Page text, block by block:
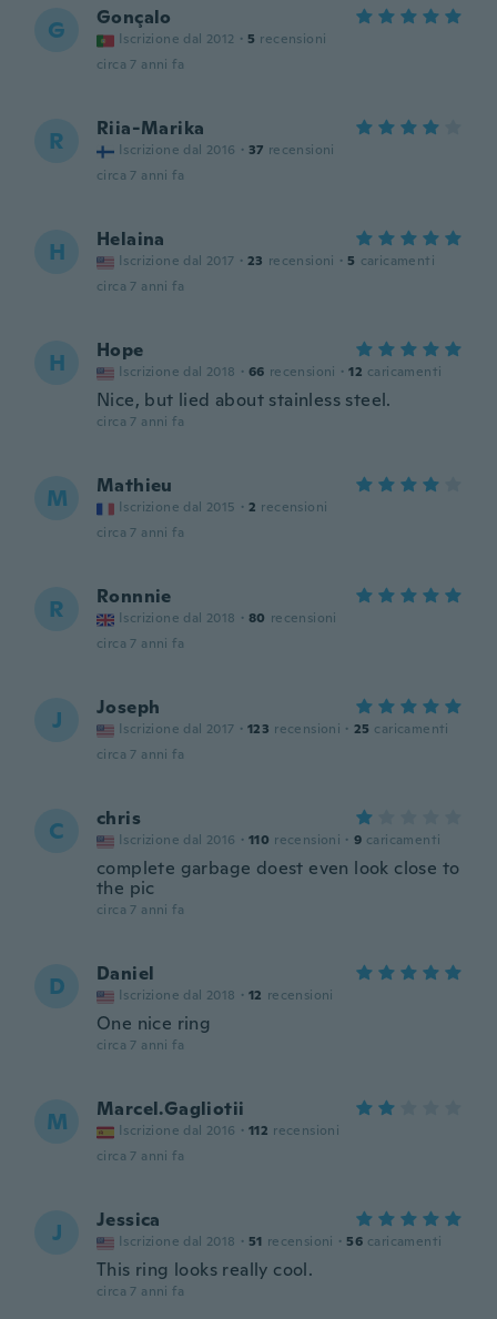
G Gonçalo
Iscrizione dal 2012 · 5 recensioni
circa 7 anni fa
R Riia-Marika
Iscrizione dal 2016 · 37 recensioni
circa 7 anni fa
H Helaina
Iscrizione dal 2017 · 23 recensioni · 5 caricamenti
circa 7 anni fa
H Hope
Iscrizione dal 2018 · 66 recensioni · 12 caricamenti
Nice, but lied about stainless steel.
circa 7 anni fa
M Mathieu
Iscrizione dal 2015 · 2 recensioni
circa 7 anni fa
R Ronnnie
Iscrizione dal 2018 · 80 recensioni
circa 7 anni fa
J Joseph
Iscrizione dal 2017 · 123 recensioni · 25 caricamenti
circa 7 anni fa
C chris
Iscrizione dal 2016 · 110 recensioni · 9 caricamenti
complete garbage doest even look close to
the pic
circa 7 anni fa
D Daniel
Iscrizione dal 2018 · 12 recensioni
One nice ring
circa 7 anni fa
M Marcel.Gagliotii
Iscrizione dal 2016 · 112 recensioni
circa 7 anni fa
J Jessica
Iscrizione dal 2018 · 51 recensioni · 56 caricamenti
This ring looks really cool.
circa 7 anni fa